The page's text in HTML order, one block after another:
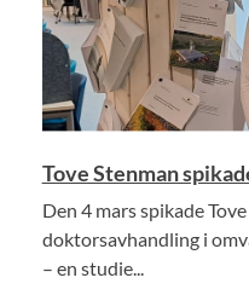
Tove Stenman
Den 4 mars spikade
doktorsavhandling i
– en studie...